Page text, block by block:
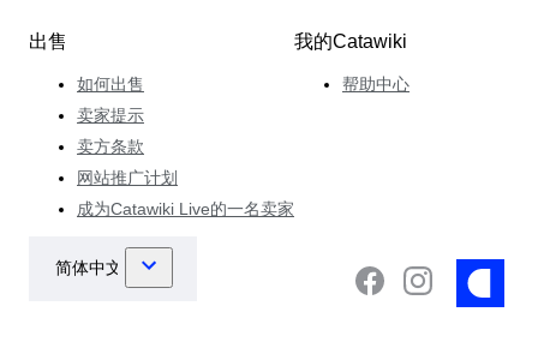
出售
如何出售
卖家提示
卖方条款
网站推广计划
成为Catawiki Live的一名卖家
我的Catawiki
帮助中心